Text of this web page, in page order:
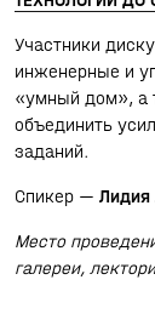
Участники
инженерные и
«умный дом», а
объединить
заданий.
Спикер — Лидия
Место
галереи,